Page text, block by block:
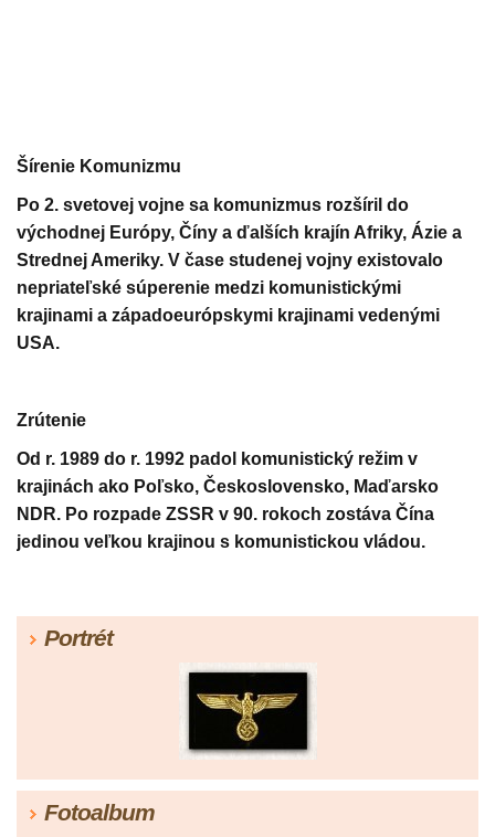
Šírenie Komunizmu
Po 2. svetovej vojne sa komunizmus rozšíril do
východnej Európy, Číny a ďalších krajín Afriky, Ázie a
Strednej Ameriky. V čase studenej vojny existovalo
nepriateľské súperenie medzi komunistickými
krajinami a západoeurópskymi krajinami vedenými
USA.
Zrútenie
Od r. 1989 do r. 1992 padol komunistický režim v
krajinách ako Poľsko, Československo, Maďarsko
NDR. Po rozpade ZSSR v 90. rokoch zostáva Čína
jedinou veľkou krajinou s komunistickou vládou.
Portrét
Fotoalbum